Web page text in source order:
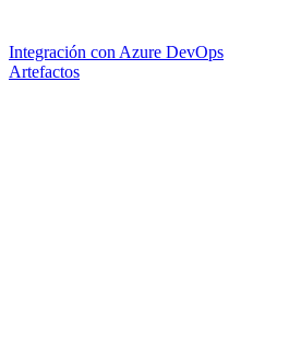
Integración con Azure DevOps
Artefactos